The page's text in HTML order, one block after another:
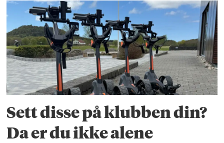
Sett disse på klubben din?
Da er du ikke alene